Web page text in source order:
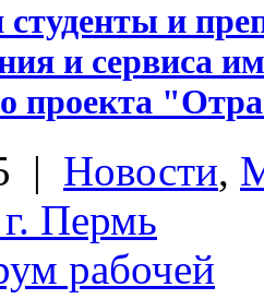
студенты и
и сервиса
проекта
| Новости,